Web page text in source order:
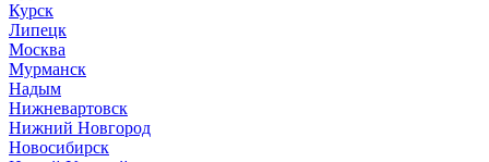
Курск
Липецк
Москва
Мурманск
Надым
Нижневартовск
Нижний Новгород
Новосибирск